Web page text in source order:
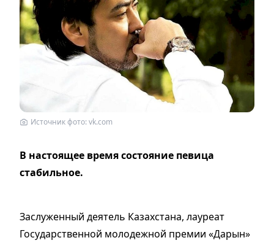
Источник фото: vk.com
В настоящее время состояние певица
стабильное.
Заслуженный деятель Казахстана, лауреат
Государственной молодежной премии «Дарын»